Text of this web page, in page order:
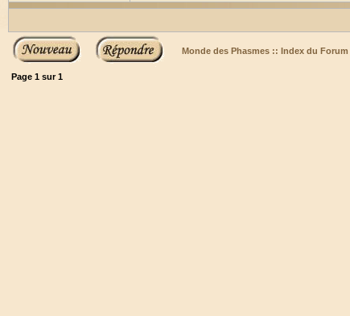
Monde des Phasmes :: Index du Forum
Page 1 sur1